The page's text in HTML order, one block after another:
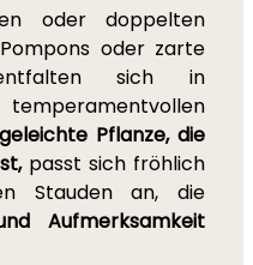
oder doppelten
oder zarte
sich in
Pflanze, die
passt sich fröhlich
Stauden an, die
Aufmerksamkeit